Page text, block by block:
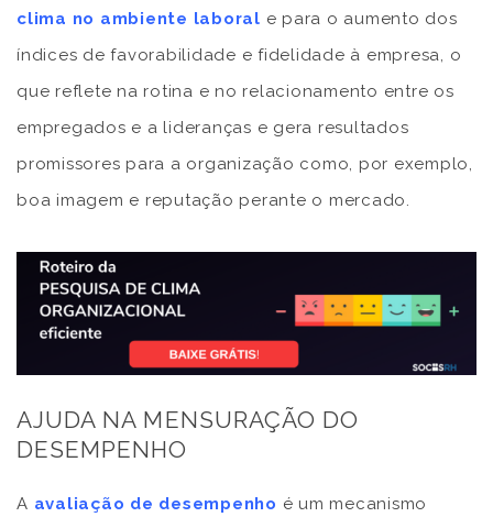
clima no ambiente laboral e para o aumento dos
índices de favorabilidade e fidelidade à empresa, o
que reflete na rotina e no relacionamento entre os
empregados e a lideranças e gera resultados
promissores para a organização como, por exemplo,
boa imagem e reputação perante o mercado.
AJUDA NA MENSURAÇÃO DO
DESEMPENHO
A avaliação de desempenho é um mecanismo